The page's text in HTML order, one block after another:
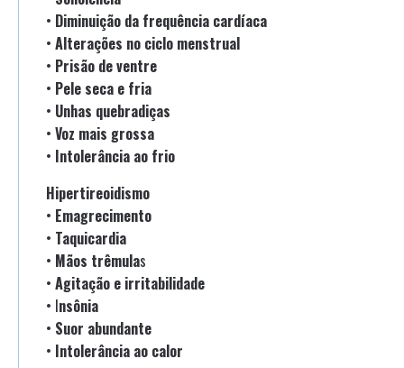
• Diminuição da frequência cardíaca
• Alterações no ciclo menstrual
• Prisão de ventre
• Pele seca e fria
• Unhas quebradiças
• Voz mais grossa
• Intolerância ao frio
Hipertireoidismo
• Emagrecimento
• Taquicardia
• Mãos trêmulas
• Agitação e irritabilidade
• Insônia
• Suor abundante
• Intolerância ao calor